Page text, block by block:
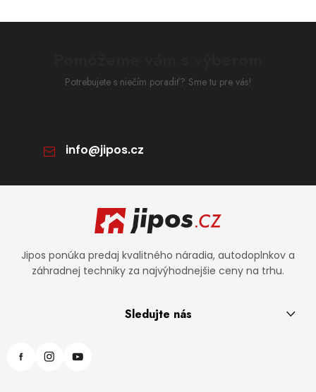
Potrebujete s niečím poradiť? Sme tu pre vás!
info@jipos.cz
Zápätie
Jipos ponúka predaj kvalitného náradia, autodoplnkov a
záhradnej techniky za najvýhodnejšie ceny na trhu.
Sledujte nás